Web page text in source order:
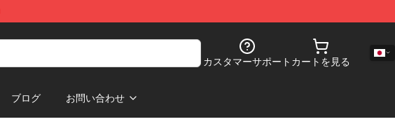
カスタマーサポート カートを見る
ブログ お問い合わせ